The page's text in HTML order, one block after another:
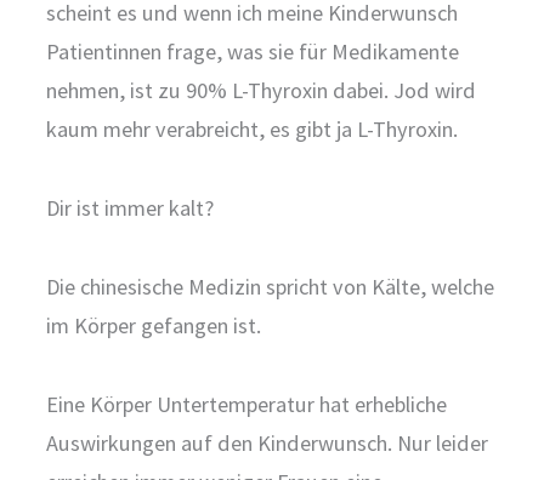
scheint es und wenn ich meine Kinderwunsch
Patientinnen frage, was sie für Medikamente
nehmen, ist zu 90% L-Thyroxin dabei. Jod wird
kaum mehr verabreicht, es gibt ja L-Thyroxin.
Dir ist immer kalt?
Die chinesische Medizin spricht von Kälte, welche
im Körper gefangen ist.
Eine Körper Untertemperatur hat erhebliche
Auswirkungen auf den Kinderwunsch. Nur leider